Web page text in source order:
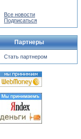
Все новости
Подписаться
Партнеры
Стать партнером